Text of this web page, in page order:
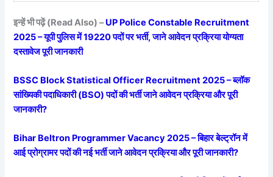
इन्हें भी पढ़ें (Read Also) –UP Police Constable Recruitment
2025 – यूपी पुलिस में 19220 पदों पर भर्ती, जाने आवेदन प्रक्रिया योग्यता
दस्तावेज पूरी जानकारी
BSSC Block Statistical Officer Recruitment 2025 – ब्लॉक
सांख्यिकी पदाधिकारी (BSO) पदों की भर्ती जाने आवेदन प्रक्रिया और पूरी
जानकारी?
Bihar Beltron Programmer Vacancy 2025 – बिहार बेल्ट्रॉन में
आई प्रोग्रामर पदों की नई भर्ती जाने आवेदन प्रक्रिया और पूरी जानकारी?